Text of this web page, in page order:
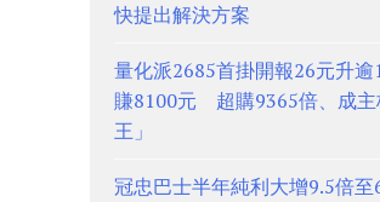
快提出解決方案
量化派2685首掛開報26元升
賺8100元 超購9365倍、成主
王」
冠忠巴士半年純利大增9.5倍